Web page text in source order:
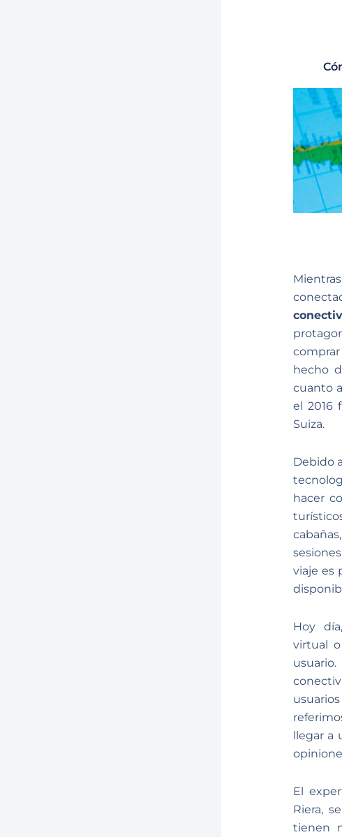
hecho
cuanto
el 2016
Suiza.
Debido
hacer
viaje es
Hoy
virtual
llegar a
El
Riera,
tienen